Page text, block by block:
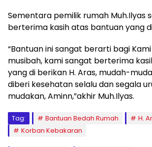
Sementara pemilik rumah Muh.Ilyas
berterima kasih atas bantuan yang
“Bantuan ini sangat berarti bagi
musibah, kami sangat berterima
yang di berikan H. Aras, mudah-
diberi kesehatan selalu dan segala
mudakan, Aminn,”akhir Muh.Ilyas.
Tag: Bantuan Bedah Rumah
H.
Korban Kebakaran